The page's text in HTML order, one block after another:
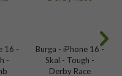
16 -
-
Burga - iPhone 16 -
Skal - Tough -
Derby Race